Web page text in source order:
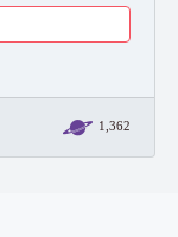
1,362